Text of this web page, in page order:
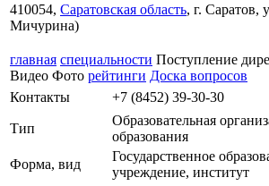
410054, Саратовская область, г. Саратов,
Мичурина)
главная специальности Поступление
Видео Фото рейтинги Доска вопросов
Контакты
+7 (8452) 39-30-30
Тип
Образовательная
образования
Форма, вид
Государственное
учреждение, институт